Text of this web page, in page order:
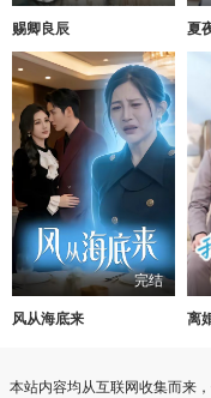
赐卿良辰 夏
完结
风从海底来
本站内容均从互联网收集而来